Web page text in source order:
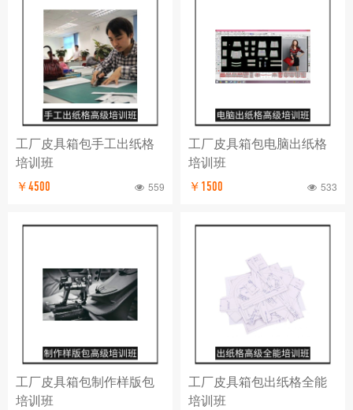
工厂皮具箱包手工出纸格
培训班
￥4500 559
工厂皮具箱包电脑出纸格
培训班
￥1500 533
工厂皮具箱包制作样版包
培训班
工厂皮具箱包出纸格全能
培训班